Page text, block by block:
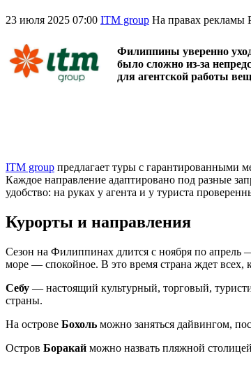
23 июля 2025 07:00 ITM group На правах рекламы
Филиппины уверенно
было сложно из-за
для агентской работы
ITM group предлагает туры с гарантированными
Каждое направление адаптировано под разные
удобство: на руках у агента и у туриста
Курорты и направления
Сезон на Филиппинах длится с ноября по апрель
море — спокойное. В это время страна ждет
Себу — настоящий культурный, торговый,
страны.
На острове Бохоль можно заняться дайвингом,
Остров Боракай можно назвать пляжной